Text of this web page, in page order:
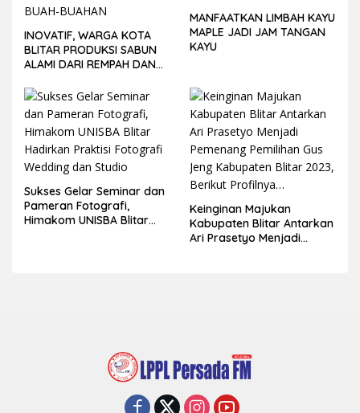
INOVATIF, WARGA KOTA
BLITAR PRODUKSI SABUN
ALAMI DARI REMPAH DAN
MANFAATKAN LIMBAH KAYU
MAPLE JADI JAM TANGAN
KAYU
Sukses Gelar Seminar dan
Pameran Fotografi,
Himakom UNISBA Blitar
Keinginan Majukan
Kabupaten Blitar Antarkan
Ari Prasetyo Menjadi